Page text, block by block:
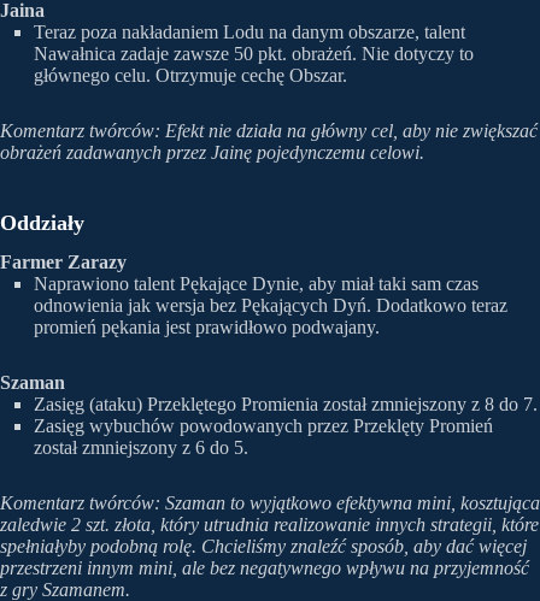
Jaina
Teraz poza nakładaniem Lodu na danym obszarze, talent
Nawałnica zadaje zawsze 50 pkt. obrażeń. Nie dotyczy to
głównego celu. Otrzymuje cechę Obszar.
Komentarz twórców: Efekt nie działa na główny cel, aby nie zwiększać
obrażeń zadawanych przez Jainę pojedynczemu celowi.
Oddziały
Farmer Zarazy
Naprawiono talent Pękające Dynie, aby miał taki sam czas
odnowienia jak wersja bez Pękających Dyń. Dodatkowo teraz
promień pękania jest prawidłowo podwajany.
Szaman
Zasięg (ataku) Przeklętego Promienia został zmniejszony z 8 do 7.
Zasięg wybuchów powodowanych przez Przeklęty Promień
został zmniejszony z 6 do 5.
Komentarz twórców: Szaman to wyjątkowo efektywna mini, kosztująca
zaledwie 2 szt. złota, który utrudnia realizowanie innych strategii, które
spełniałyby podobną rolę. Chcieliśmy znaleźć sposób, aby dać więcej
przestrzeni innym mini, ale bez negatywnego wpływu na przyjemność
z gry Szamanem.